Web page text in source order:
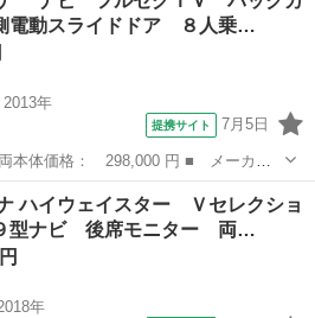
電動スライドドア ８人乗…
2013年
提携サイト 7月5日
ナ ■ グレード名： ナビ フルセ
動スライドドア ８人乗り Ｂｌｕｅ
ハイウェイスター Ｖセレクショ
型ナビ 後席モニター 両…
年